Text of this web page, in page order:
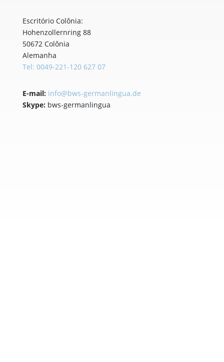
Escritório Colônia:
Hohenzollernring 88
50672 Colônia
Alemanha
Tel: 0049-221-120 627 07
E-mail: info@bws-germanlingua.de
Skype:bws-germanlingua